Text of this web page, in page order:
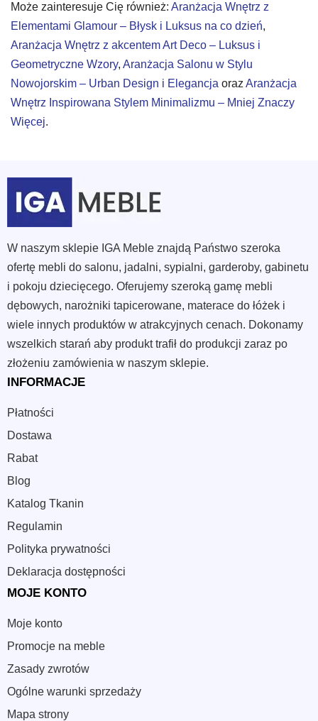
Może zainteresuje Cię również: Aranżacja Wnętrz z
Elementami Glamour – Błysk i Luksus na co dzień,
Aranżacja Wnętrz z akcentem Art Deco – Luksus i
Geometryczne Wzory, Aranżacja Salonu w Stylu
Nowojorskim – Urban Design i Elegancja oraz Aranżacja
Wnętrz Inspirowana Stylem Minimalizmu – Mniej Znaczy
Więcej.
W naszym sklepie IGA Meble znajdą Państwo szeroka
ofertę mebli do salonu, jadalni, sypialni, garderoby, gabinetu
i pokoju dziecięcego. Oferujemy szeroką gamę mebli
dębowych, narożniki tapicerowane, materace do łóżek i
wiele innych produktów w atrakcyjnych cenach. Dokonamy
wszelkich starań aby produkt trafił do produkcji zaraz po
złożeniu zamówienia w naszym sklepie.
INFORMACJE
Płatności
Dostawa
Rabat
Blog
Katalog Tkanin
Regulamin
Polityka prywatności
Deklaracja dostępności
MOJE KONTO
Moje konto
Promocje na meble
Zasady zwrotów
Ogólne warunki sprzedaży
Mapa strony